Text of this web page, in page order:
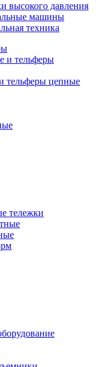
высокого давления
машины
техника
и тельферы
тельферы цепные
тележки